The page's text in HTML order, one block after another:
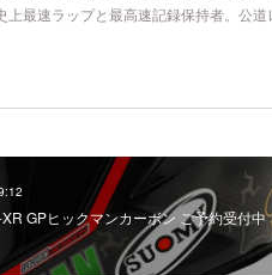
上最速ラップと最高速記録保持者。公
GPヒックマンカーボン ご予約受付中